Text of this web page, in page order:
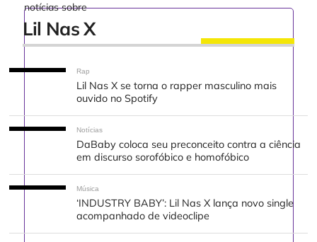
notícias sobre
Lil Nas X
Rap
Lil Nas X se torna o rapper masculino mais
ouvido no Spotify
Notícias
DaBaby coloca seu preconceito contra a ciência
em discurso sorofóbico e homofóbico
Música
‘INDUSTRY BABY’: Lil Nas X lança novo single
acompanhado de videoclipe